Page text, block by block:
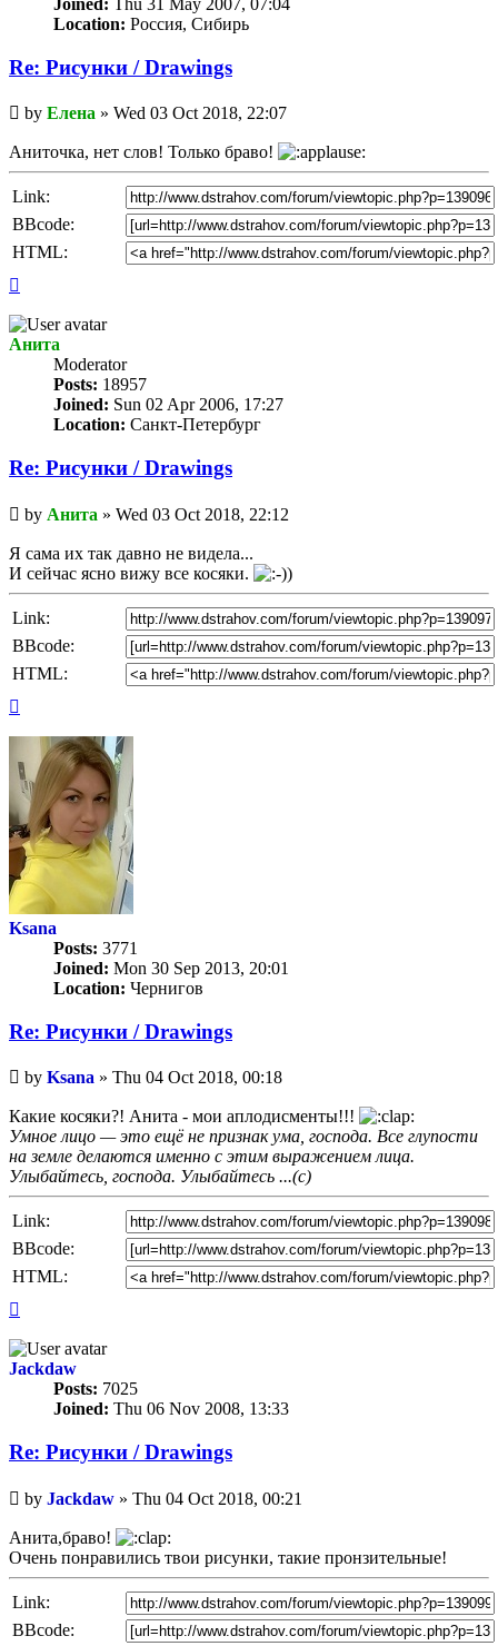
Joined: Thu 31 May 2007, 07:04
Location: Россия, Сибирь
Re: Рисунки / Drawings
Unread
post
by Елена » Wed 03 Oct 2018, 22:07
Аниточка, нет слов! Только браво!
Link:
BBcode:
HTML:
Анита
Мoderator
Posts: 18957
Joined: Sun 02 Apr 2006, 17:27
Location: Санкт-Петербург
Re: Рисунки / Drawings
Unread
post
by Анита » Wed 03 Oct 2018, 22:12
Я сама их так давно не видела...
И сейчас ясно вижу все косяки.
Link:
BBcode:
HTML:
Ksana
Posts: 3771
Joined: Mon 30 Sep 2013, 20:01
Location: Чернигов
Re: Рисунки / Drawings
Unread
post
by Ksana » Thu 04 Oct 2018, 00:18
Какие косяки?! Анита - мои аплодисменты!!!
Умное лицо — это ещё не признак ума, господа. Все глупости
на земле делаются именно с этим выражением лица.
Улыбайтесь, господа. Улыбайтесь ...(с)
Link:
BBcode:
HTML:
Jackdaw
Posts: 7025
Joined: Thu 06 Nov 2008, 13:33
Re: Рисунки / Drawings
Unread
post
by Jackdaw » Thu 04 Oct 2018, 00:21
Анита,браво!
Очень понравились твои рисунки, такие пронзительные!
Link:
BBcode: